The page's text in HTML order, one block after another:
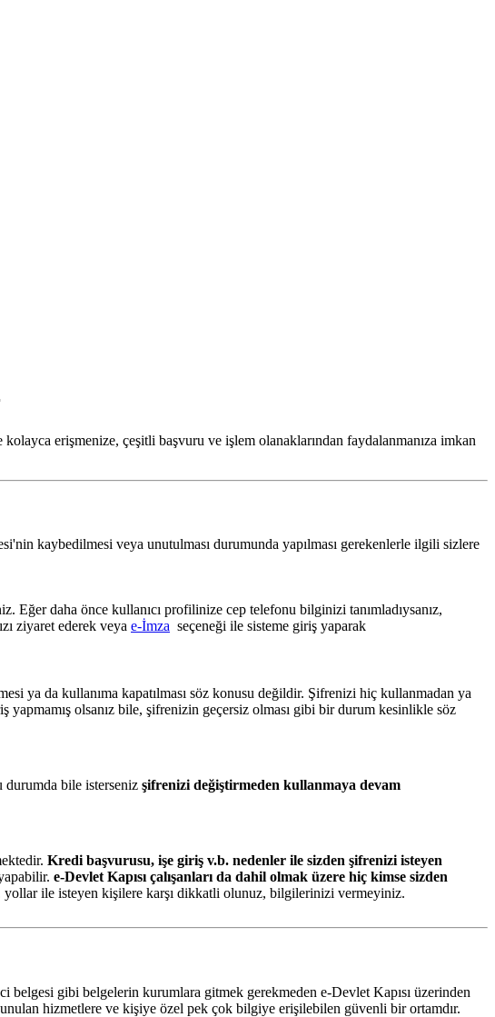
erişmenize, çeşitli başvuru ve işlem olanaklarından faydalanmanıza imkan
kaybedilmesi veya unutulması durumunda yapılması gerekenlerle ilgili sizlere
daha önce kullanıcı profilinize cep telefonu bilginizi tanımladıysanız,
ziyaret ederek veya e-İmza seçeneği ile sisteme giriş yaparak
ya da kullanıma kapatılması söz konusu değildir. Şifrenizi hiç kullanmadan ya
yapmamış olsanız bile, şifrenizin geçersiz olması gibi bir durum kesinlikle söz
durumda bile isterseniz şifrenizi değiştirmeden kullanmaya devam
Kredi başvurusu, işe giriş v.b. nedenler ile sizden şifrenizi isteyen
e-Devlet Kapısı çalışanları da dahil olmak üzere hiç kimse sizden
ile isteyen kişilere karşı dikkatli olunuz, bilgilerinizi vermeyiniz.
gibi belgelerin kurumlara gitmek gerekmeden e-Devlet Kapısı üzerinden
hizmetlere ve kişiye özel pek çok bilgiye erişilebilen güvenli bir ortamdır.